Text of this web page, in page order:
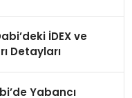
İDEX ve
Detayları
Yabancı